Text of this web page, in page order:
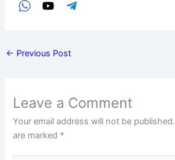
← Previous Post
Leave a Comment
Your email address will not be published.
are marked *